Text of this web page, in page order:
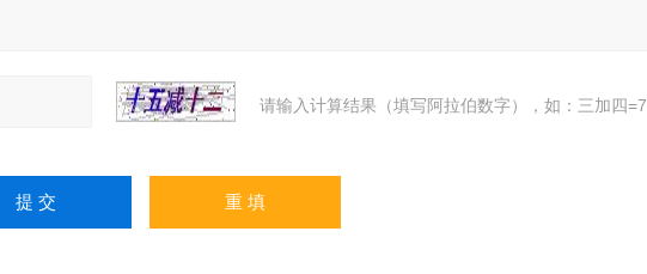
请输入计算结果（填写阿拉伯数字），如：三加四=7